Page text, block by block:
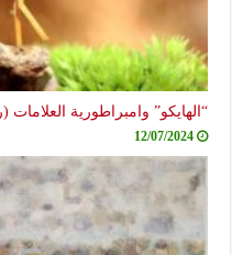
“الهايكو” وامبراطورية العلامات
12/07/2024